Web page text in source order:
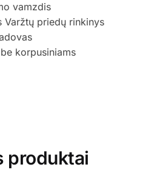
vamzdis
Varžtų priedų rinkinys
korpusiniams
produktai